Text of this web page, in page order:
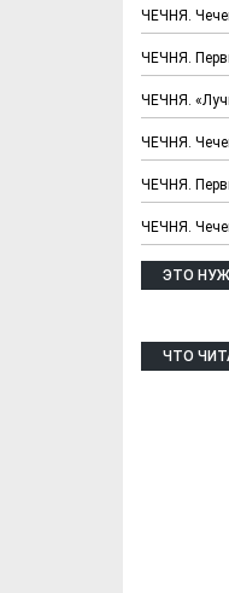
ЧЕЧНЯ.
ЧЕЧНЯ.
ЧЕЧНЯ.
ЧЕЧНЯ.
ЧЕЧНЯ.
ЧЕЧНЯ.
ЭТО
ЧТО